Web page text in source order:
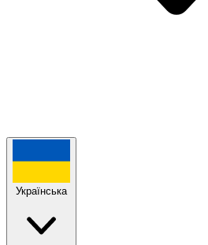
Українська